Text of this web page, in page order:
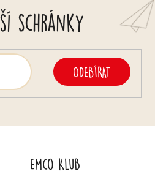
s
u
schránky
ODEBÍRAT
Emco Klub